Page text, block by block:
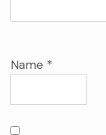
Name *